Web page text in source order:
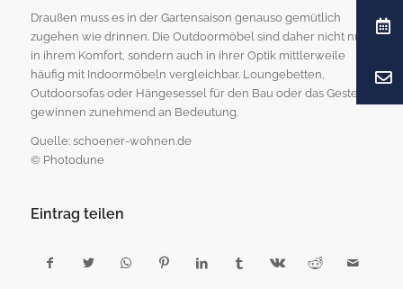
Draußen muss es in der Gartensaison genauso gemütlich
zugehen wie drinnen. Die Outdoormöbel sind daher nicht nur
in ihrem Komfort, sondern auch in ihrer Optik mittlerweile
häufig mit Indoormöbeln vergleichbar. Loungebetten,
Outdoorsofas oder Hängesessel für den Bau oder das Gestell
gewinnen zunehmend an Bedeutung.
Quelle: schoener-wohnen.de
© Photodune
Eintrag teilen